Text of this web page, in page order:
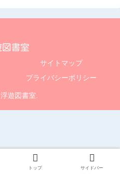
図書室
サイトマップ
プライバシーポリシー
遊図書室.
トップ サイドバー